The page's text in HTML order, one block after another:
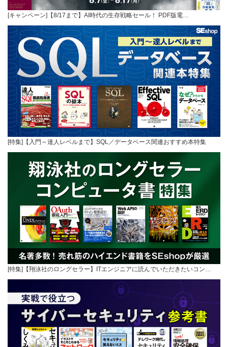
[キャンペーン]【8/17まで】AI時代の生存戦略セール！ PDF版電…
[特集]【入門～達人レベルまで】SQL／データベース関連おすすめ本特集
[特集]【翔泳社のロングセラー】ITエンジニアに読んでいただきたいコン…